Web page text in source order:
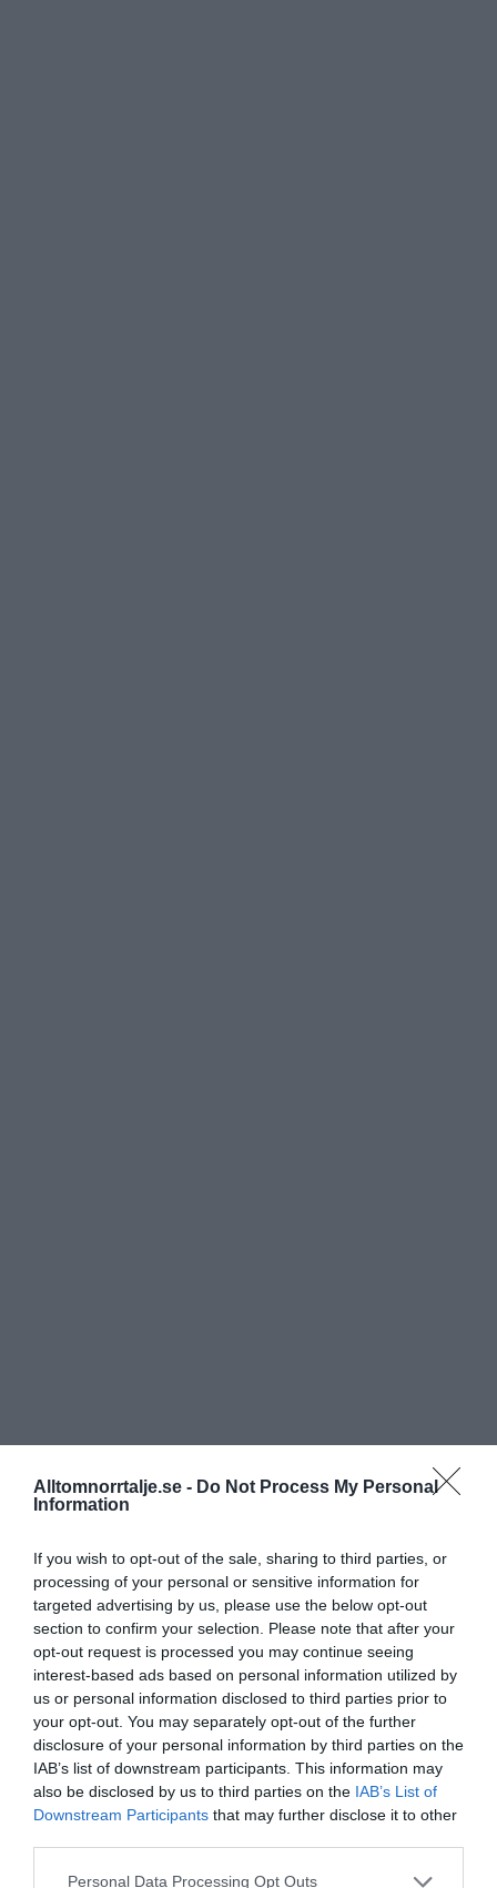
Alltomnorrtalje.se - Do Not Process My Personal
Information
If you wish to opt-out of the sale, sharing to third parties, or
processing of your personal or sensitive information for
targeted advertising by us, please use the below opt-out
section to confirm your selection. Please note that after your
opt-out request is processed you may continue seeing
interest-based ads based on personal information utilized by
us or personal information disclosed to third parties prior to
your opt-out. You may separately opt-out of the further
disclosure of your personal information by third parties on the
IAB’s list of downstream participants. This information may
also be disclosed by us to third parties on the IAB’s List of
Downstream Participants that may further disclose it to other
Personal Data Processing Opt Outs